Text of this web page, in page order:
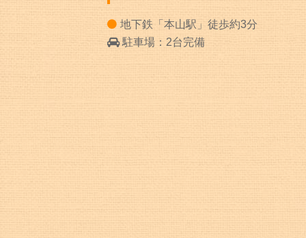
地下鉄「本山駅」徒歩約3分
駐車場：2台完備